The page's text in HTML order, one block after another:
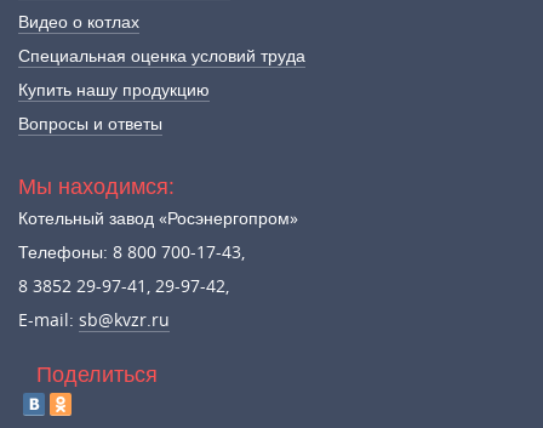
Видео о котлах
Специальная оценка условий труда
Купить нашу продукцию
Вопросы и ответы
Мы находимся:
Котельный завод «Росэнергопром»
Телефоны: 8 800 700-17-43,
8 3852 29-97-41, 29-97-42,
E-mail: sb@kvzr.ru
Поделиться